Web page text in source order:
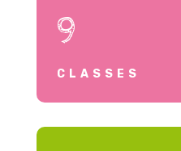
9
CLASSES